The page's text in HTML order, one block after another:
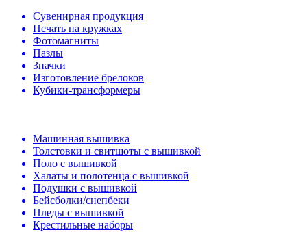
Сувенирная продукция
Печать на кружках
Фотомагниты
Пазлы
Значки
Изготовление брелоков
Кубики-трансформеры
Машинная вышивка
Толстовки и свитшоты с вышивкой
Поло с вышивкой
Халаты и полотенца с вышивкой
Подушки с вышивкой
Бейсболки/снепбеки
Пледы с вышивкой
Крестильные наборы